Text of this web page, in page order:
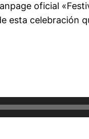
oficial
esta celebración